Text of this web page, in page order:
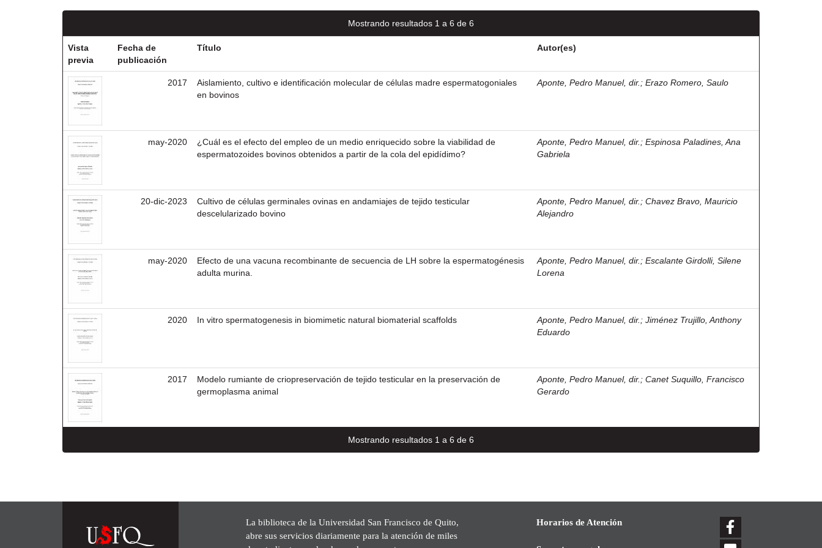
Mostrando resultados 1 a 6 de 6
Vista
previa
Fecha de
publicación
Título Autor(es)
2017
Aislamiento, cultivo e identificación molecular de células madre espermatogoniales
en bovinos
Aponte, Pedro Manuel, dir. ; Erazo Romero, Saulo
may-2020
¿Cuál es el efecto del empleo de un medio enriquecido sobre la viabilidad de
espermatozoides bovinos obtenidos a partir de la cola del epidídimo?
Aponte, Pedro Manuel, dir. ; Espinosa Paladines, Ana
Gabriela
20-dic-2023
Cultivo de células germinales ovinas en andamiajes de tejido testicular
descelularizado bovino
Aponte, Pedro Manuel, dir. ; Chavez Bravo, Mauricio
Alejandro
may-2020
Efecto de una vacuna recombinante de secuencia de LH sobre la espermatogénesis
adulta murina.
Aponte, Pedro Manuel, dir. ; Escalante Girdolli, Silene
Lorena
2020 In vitro spermatogenesis in biomimetic natural biomaterial scaffolds Aponte, Pedro Manuel, dir. ; Jiménez Trujillo, Anthony
Eduardo
2017
Modelo rumiante de criopreservación de tejido testicular en la preservación de
germoplasma animal
Aponte, Pedro Manuel, dir. ; Canet Suquillo, Francisco
Gerardo
Mostrando resultados 1 a 6 de 6
La biblioteca de la Universidad San Francisco de Quito,
abre sus servicios diariamente para la atención de miles
Horarios de Atención